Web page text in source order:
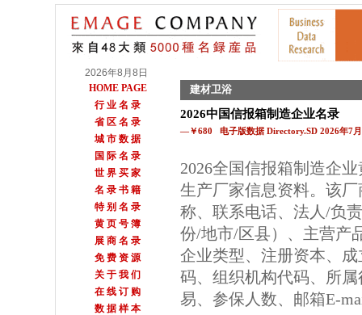
2026年8月8日
HOME PAGE
行 业 名 录
省 区 名 录
城 市 数 据
国 际 名 录
世 界 买 家
名 录 书 籍
特 别 名 录
黄 页 号 簿
展 商 名 录
免 费 资 源
关 于 我 们
在 线 订 购
数 据 样 本
建材卫浴
2026中国信报箱制造企业名录
—￥680 电子版数据 Directory.SD 2026年7
2026全国信报箱制造企
生产厂家信息资料。该
称、联系电话、法人/负
份/地市/区县）、主营产
企业类型、注册资本、
码、组织机构代码、所
易、参保人数、邮箱E-